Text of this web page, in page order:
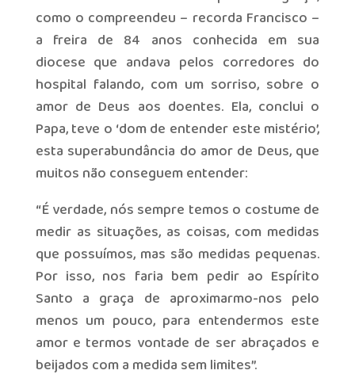
como o compreendeu – recorda Francisco –
a freira de 84 anos conhecida em sua
diocese que andava pelos corredores do
hospital falando, com um sorriso, sobre o
amor de Deus aos doentes. Ela, conclui o
Papa, teve o ‘dom de entender este mistério’,
esta superabundância do amor de Deus, que
muitos não conseguem entender:
“É verdade, nós sempre temos o costume de
medir as situações, as coisas, com medidas
que possuímos, mas são medidas pequenas.
Por isso, nos faria bem pedir ao Espírito
Santo a graça de aproximarmo-nos pelo
menos um pouco, para entendermos este
amor e termos vontade de ser abraçados e
beijados com a medida sem limites”.